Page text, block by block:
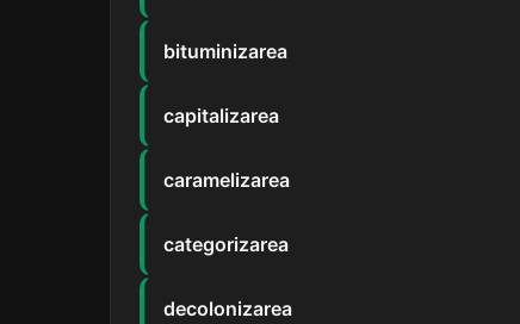
bituminizarea
capitalizarea
caramelizarea
categorizarea
decolonizarea